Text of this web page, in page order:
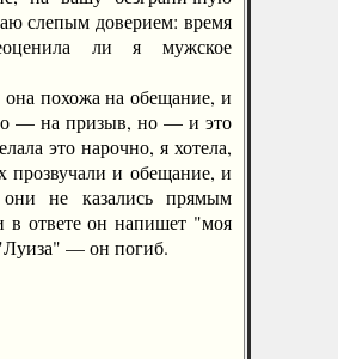
слепым доверием: время
ли я мужское
похожа на обещание, и
— на призыв, но — и это
это нарочно, я хотела,
прозвучали и обещание, и
не казались прямым
в ответе он напишет "моя
— он погиб.